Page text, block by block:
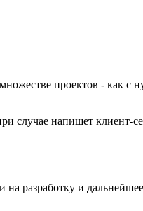
проектов - как с
случае напишет клиент-
на разработку и